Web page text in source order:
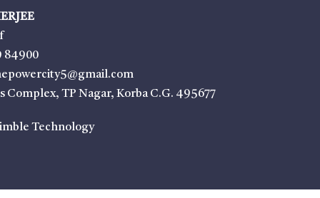
84900
Complex, TP Nagar, Korba C.G. 495677
Technology